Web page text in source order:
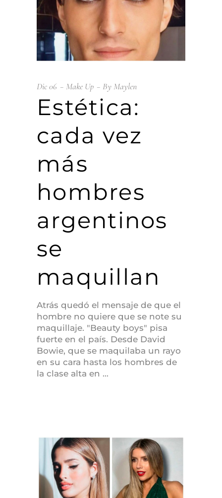
Dic06 Make Up By Maylen
Estética:
cada vez
más
hombres
argentinos
se
maquillan
Atrás quedó el mensaje de que el
hombre no quiere que se note su
maquillaje. "Beauty boys" pisa
fuerte en el país. Desde David
Bowie, que se maquilaba un rayo
en su cara hasta los hombres de
la clase alta en